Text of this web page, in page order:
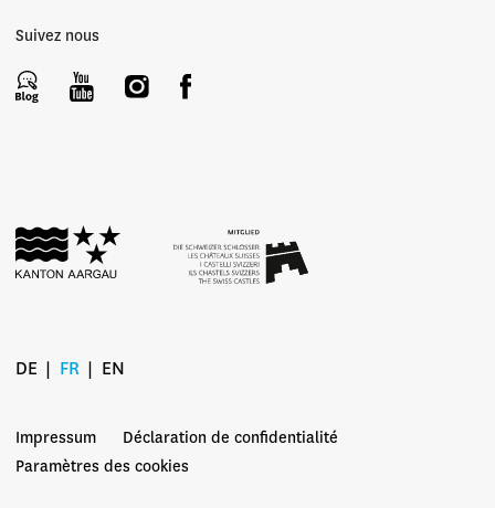
Suivez nous
DE FR EN
Impressum
Déclaration de confidentialité
Paramètres des cookies